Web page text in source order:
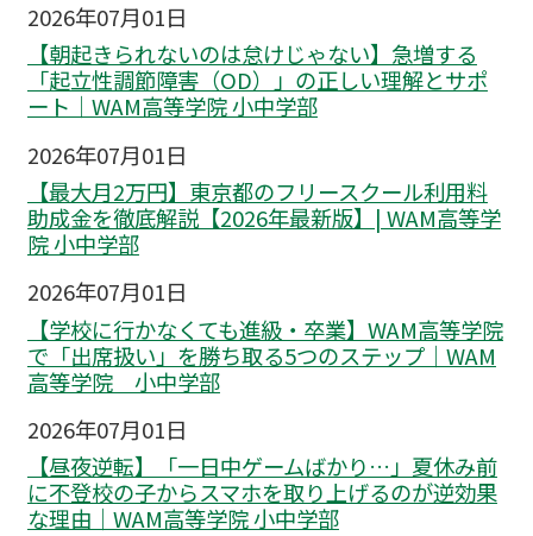
2026年07月01日
【朝起きられないのは怠けじゃない】急増する
「起立性調節障害（OD）」の正しい理解とサポ
ート｜WAM高等学院 小中学部
2026年07月01日
【最大月2万円】東京都のフリースクール利用料
助成金を徹底解説【2026年最新版】| WAM高等学
院 小中学部
2026年07月01日
【学校に行かなくても進級・卒業】WAM高等学院
で「出席扱い」を勝ち取る5つのステップ｜WAM
高等学院 小中学部
2026年07月01日
【昼夜逆転】「一日中ゲームばかり…」夏休み前
に不登校の子からスマホを取り上げるのが逆効果
な理由｜WAM高等学院 小中学部